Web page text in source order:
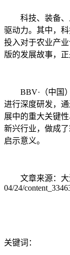
科技、装备
驱动力。其中，
投入对于农业产
版的发展故事，
BBV·（中国
进行深度研发，
展中的重大关键
新兴行业，做成
启示意义。
文章来源：大
04/24/
关键词：